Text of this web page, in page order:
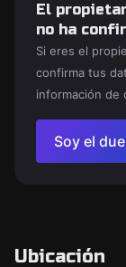
El
no ha
Si eres el
confirma tus
información de
Soy el
Ubicación